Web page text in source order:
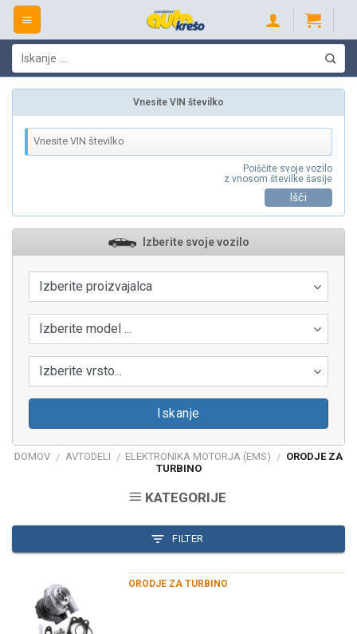
Skip
content
Išči:
Vnesite VIN številko
Poiščite svoje vozilo
z vnosom številke šasije
Išči
Izberite svoje vozilo
Izberite proizvajalca
Izberite model ...
Izberite vrsto...
Iskanje
DOMOV / AVTODELI / ELEKTRONIKA MOTORJA (EMS) / ORODJE ZA
TURBINO
KATEGORIJE
FILTER
ORODJE ZA TURBINO